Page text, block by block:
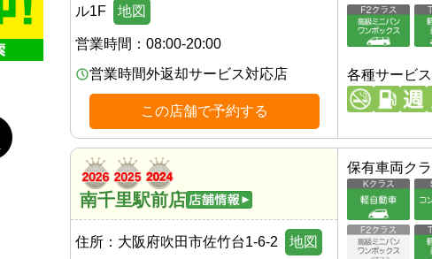
ル1F
地図
営業時間： 08:00-20:00
営業時間外返却サービス対応店
この店舗で予約する
各種サービス
南千里駅前店
住所： 大阪府吹田市佐竹台1-6-2 地図
保有車両ク